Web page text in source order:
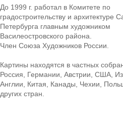
До 1999 г. работал в Комитете по
градостроительству и архитектуре
Петербурга главным художником
Василеостровского района.
Член Союза Художников России.
Картины находятся в частных
Россия, Германии, Австрии, США,
Англии, Китая, Канады, Чехии,
других стран.